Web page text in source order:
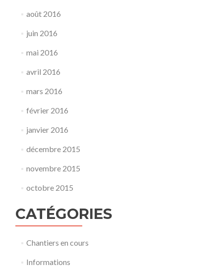
août 2016
juin 2016
mai 2016
avril 2016
mars 2016
février 2016
janvier 2016
décembre 2015
novembre 2015
octobre 2015
CATÉGORIES
Chantiers en cours
Informations